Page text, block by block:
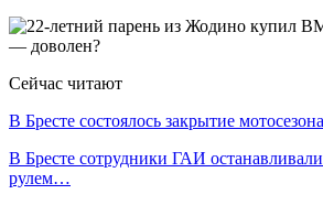
Сейчас читают
В Бресте состоялось закрытие
В Бресте сотрудники ГАИ
рулем…